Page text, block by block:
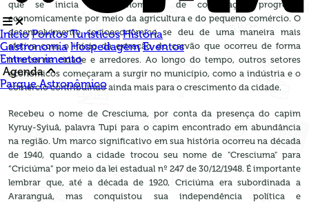
Início Pontos Turísticos História
Gastronomia Hospedagem Eventos
Entretenimento
Agenda
Parque Astronômico
que se inicia nesse momento de colonização progrediu
economicamente por meio da agricultura e do pequeno comércio. O
desenvolvimento socioeconômico se deu de uma maneira mais
efetiva com o início da extração do carvão que ocorreu de forma
intensa na cidade e arredores. Ao longo do tempo, outros setores
econômicos começaram a surgir no município, como a indústria e o
comércio contribuindo ainda mais para o crescimento da cidade.
Recebeu o nome de Cresciuma, por conta da presença do capim
Kyruy-Syiuâ, palavra Tupi para o capim encontrado em abundância
na região. Um marco significativo em sua história ocorreu na década
de 1940, quando a cidade trocou seu nome de "Cresciuma" para
“Criciúma” por meio da lei estadual nº 247 de 30/12/1948. É importante
lembrar que, até a década de 1920, Criciúma era subordinada a
Araranguá, mas conquistou sua independência política e